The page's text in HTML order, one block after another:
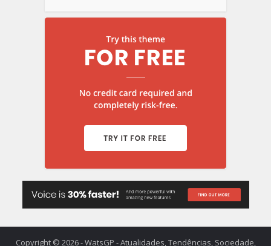
Copyright © 2026 - WatsGP - Atualidades, Tendências, Sociedade,